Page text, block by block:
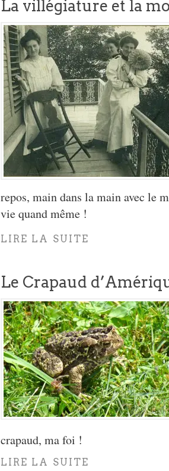
La villégiature et la
repos, main dans la main avec le
vie quand même !
LIRE LA SUITE
Le Crapaud
crapaud, ma foi !
LIRE LA SUITE